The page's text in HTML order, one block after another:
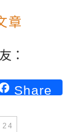
章
：
Share
24